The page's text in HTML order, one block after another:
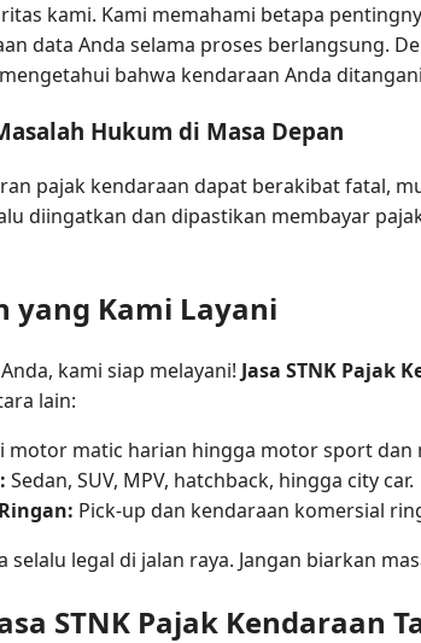
kami. Kami memahami betapa
data Anda selama proses berlangsung.
bahwa kendaraan Anda
Hukum di Masa Depan
pajak kendaraan dapat berakibat fatal,
diingatkan dan dipastikan membayar
yang Kami Layani
kami siap melayani! Jasa STNK Pajak
lain:
motor matic harian hingga motor sport dan
Sedan, SUV, MPV, hatchback, hingga city car.
Pick-up dan kendaraan komersial
selalu legal di jalan raya. Jangan biarkan
STNK Pajak Kendaraan